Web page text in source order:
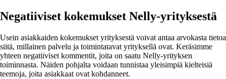
Negatiiviset kokemukset Nelly-yrityksestä
Usein asiakkaiden kokemukset yrityksestä voivat antaa arvokasta tietoa
siitä, millainen palvelu ja toimintatavat yrityksellä ovat. Keräsimme
yhteen negatiiviset kommentit, joita on saatu Nelly-yrityksen
toiminnasta. Näiden pohjalta voidaan tunnistaa yleisimpiä kielteisiä
teemoja, joita asiakkaat ovat kohdanneet.